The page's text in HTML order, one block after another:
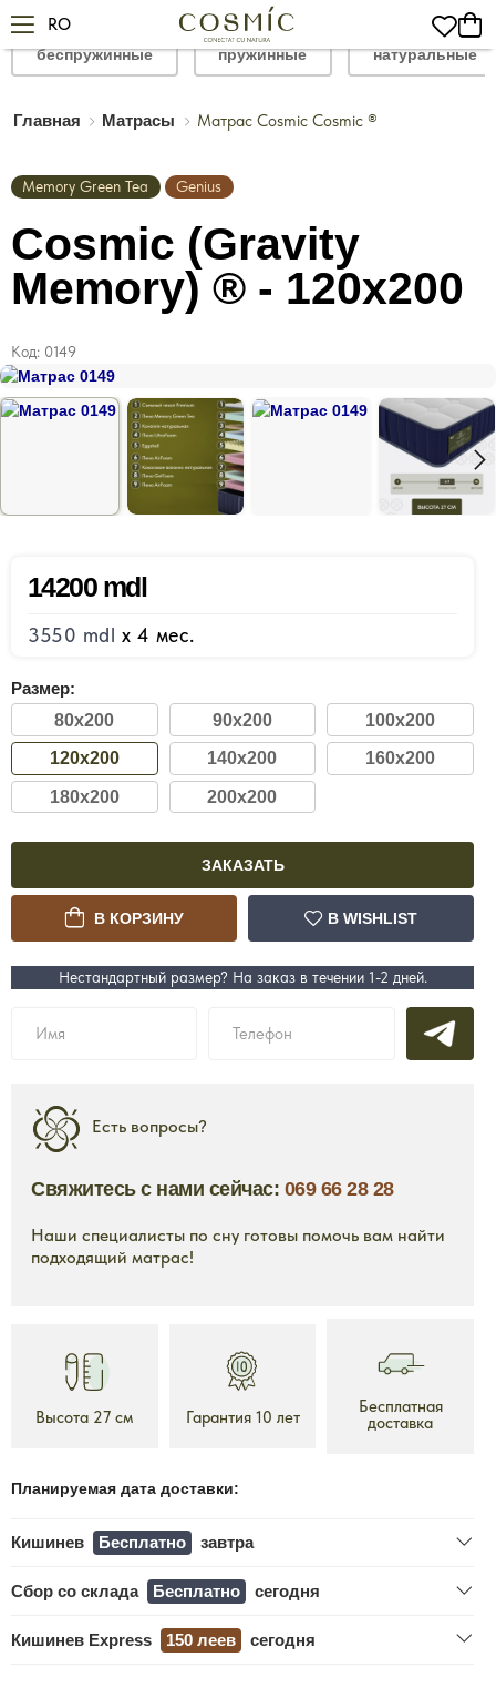
RO
беспружинные пружинные натуральные
Главная Матрасы Матрас Cosmic Cosmic ®
Memory Green Tea Genius
Cosmic (Gravity
Memory) ® - 120x200
Код: 0149
14200 mdl
3550 mdl x 4 мес.
Размер:
80x200 90x200 100x200
120x200 140x200 160x200
180x200 200x200
ЗАКАЗАТЬ
В КОРЗИНУ В WISHLIST
Нестандартный размер? На заказ в течении 1-2 дней.
Есть вопросы?
Свяжитесь с нами сейчас: 069 66 28 28
Наши специалисты по сну готовы помочь вам найти
подходящий матрас!
Высота 27 см Гарантия 10 лет
Бесплатная
доставка
Планируемая дата доставки:
Кишинев Бесплатно завтра
Сбор со склада Бесплатно сегодня
Кишинев Express 150 леев сегодня